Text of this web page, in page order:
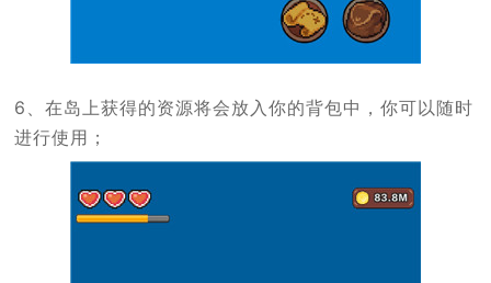
6、在岛上获得的资源将会放入你的背包中，你可以随时
进行使用；